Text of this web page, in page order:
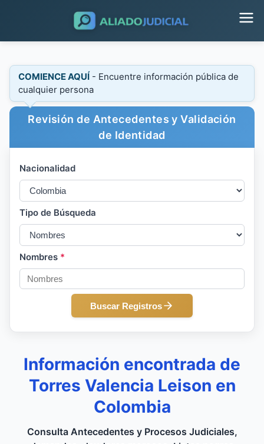
COMIENCE AQUÍ - Encuentre información pública de
cualquier persona
Revisión de Antecedentes y Validación
de Identidad
Nacionalidad
Tipo de Búsqueda
Nombres *
Buscar Registros
Información encontrada de
Torres Valencia Leison en
Colombia
Consulta Antecedentes y Procesos Judiciales,